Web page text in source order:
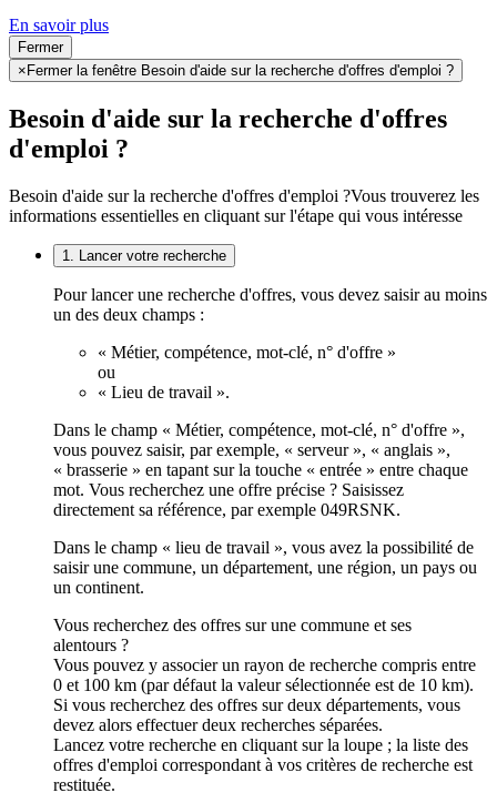
En savoir plus
Fermer
× Fermer la fenêtre Besoin d'aide sur la recherche d'offres d'emploi ?
Besoin d'aide sur la recherche d'offres
d'emploi ?
Besoin d'aide sur la recherche d'offres d'emploi ?Vous trouverez les
informations essentielles en cliquant sur l'étape qui vous intéresse
1. Lancer votre recherche
Pour lancer une recherche d'offres, vous devez saisir au moins
un des deux champs :
« Métier, compétence, mot-clé, n° d'offre »
ou
« Lieu de travail ».
Dans le champ « Métier, compétence, mot-clé, n° d'offre »,
vous pouvez saisir, par exemple, « serveur », « anglais »,
« brasserie » en tapant sur la touche « entrée » entre chaque
mot. Vous recherchez une offre précise ? Saisissez
directement sa référence, par exemple 049RSNK.
Dans le champ « lieu de travail », vous avez la possibilité de
saisir une commune, un département, une région, un pays ou
un continent.
Vous recherchez des offres sur une commune et ses
alentours ?
Vous pouvez y associer un rayon de recherche compris entre
0 et 100 km (par défaut la valeur sélectionnée est de 10 km).
Si vous recherchez des offres sur deux départements, vous
devez alors effectuer deux recherches séparées.
Lancez votre recherche en cliquant sur la loupe ; la liste des
offres d'emploi correspondant à vos critères de recherche est
restituée.